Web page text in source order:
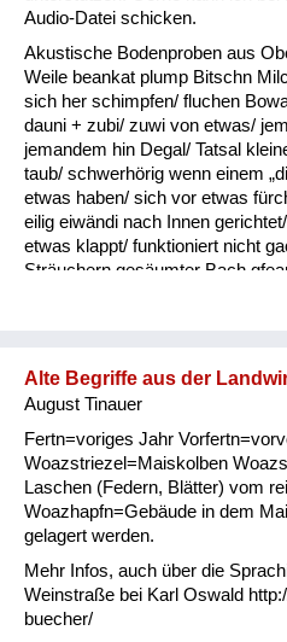
Audio-Datei schicken.
Akustische Bodenproben aus
Weile beankat plump Bitschn
sich her schimpfen/ fluchen
dauni + zubi/ zuwi von etwas/
jemandem hin Degal/ Tatsal
taub/ schwerhörig wenn einem
etwas haben/ sich vor etwas
eilig eiwändi nach Innen
etwas klappt/ funktioniert nicht
Sträuchern gesäumter Bach
gnauzn/ gnean jammern Goder
zwitschern griawig nett/ süß
Bauernhofes, meistens mit
hantig bitter hawan mit großem
jäten hibei + hidau nahe an ...
Alte Begriffe aus der
August Tinauer
Fertn=voriges Jahr
Woazstriezel=Maiskolben
Laschen (Federn, Blätter) vom
Woazhapfn=Gebäude in dem
gelagert werden.
Mehr Infos, auch über die
Weinstraße bei Karl Oswald
buecher/